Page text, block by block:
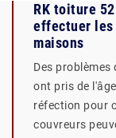
RK toiture
effectuer les
maisons
Des
ont pris de
réfection pour
couvreurs